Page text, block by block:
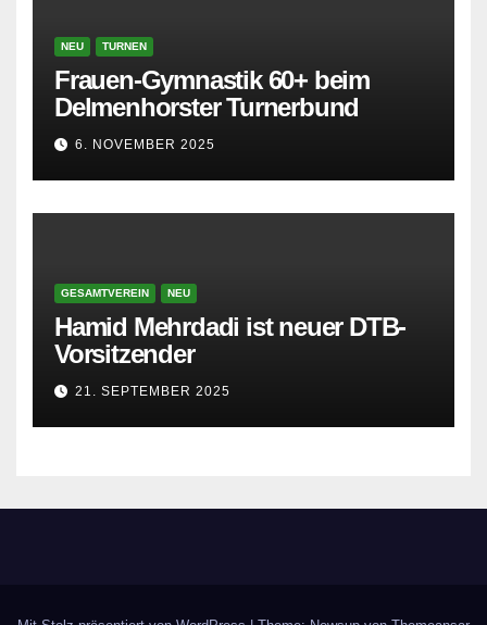
NEU TURNEN
Frauen-Gymnastik 60+ beim
Delmenhorster Turnerbund
6. NOVEMBER 2025
GESAMTVEREIN NEU
Hamid Mehrdadi ist neuer DTB-
Vorsitzender
21. SEPTEMBER 2025